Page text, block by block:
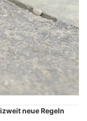
neue Regeln